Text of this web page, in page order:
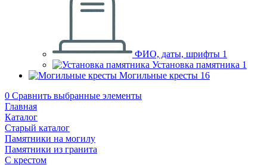
ФИО, даты, шрифты 1
Установка памятника 1
Могильные кресты 16
0 Сравнить выбранные элементы
Главная
Каталог
Старый каталог
Памятники на могилу
Памятники из гранита
С крестом